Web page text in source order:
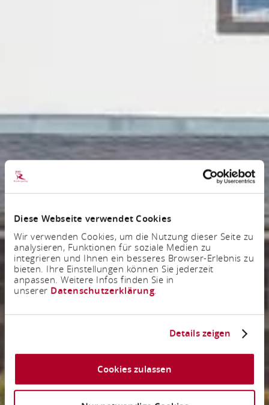
Diese Webseite verwendet Cookies
Wir verwenden Cookies, um die Nutzung dieser Seite zu
analysieren, Funktionen für soziale Medien zu
integrieren und Ihnen ein besseres Browser-Erlebnis zu
bieten. Ihre Einstellungen können Sie jederzeit
anpassen. Weitere Infos finden Sie in
unserer Datenschutzerklärung.
Details zeigen
Cookies zulassen